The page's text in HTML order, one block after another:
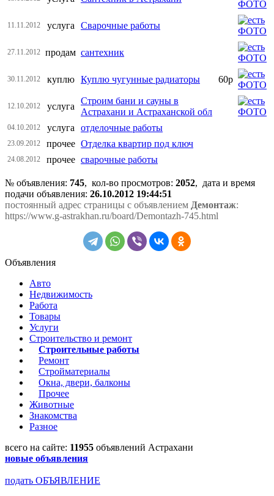
11.11.2012 услуга Сварочные работы
27.11.2012 продам сантехник
30.11.2012 куплю Куплю чугунные радиаторы 60р
12.10.2012 услуга
Строим бани и сауны в
Астрахани и Астраханской обл
04.10.2012 услуга отделочные работы
23.09.2012 прочее Отделкa квaртир под ключ
24.08.2012 прочее сварочные работы
№ объявления: 745, кол-во просмотров: 2052, дата и время
подачи объявления: 26.10.2012 19:44:51
постоянный адрес страницы с объявлением Демонтаж:
https://www.g-astrakhan.ru/board/Demontazh-745.html
Объявления
Авто
Недвижимость
Работа
Товары
Услуги
Строительство и ремонт
Строительные работы
Ремонт
Стройматериалы
Окна, двери, балконы
Прочее
Животные
Знакомства
Разное
всего на сайте: 11955 объявлений Астрахани
новые объявления
подать ОБЪЯВЛЕНИЕ